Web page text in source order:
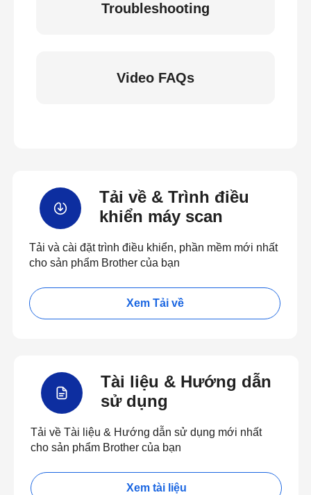
Troubleshooting
Video FAQs
Tải về & Trình điều
khiển máy scan
Tải và cài đặt trình điều khiển, phần mềm mới nhất
cho sản phẩm Brother của bạn
Xem Tải về
Tài liệu & Hướng dẫn
sử dụng
Tải về Tài liệu & Hướng dẫn sử dụng mới nhất
cho sản phẩm Brother của bạn
Xem tài liệu